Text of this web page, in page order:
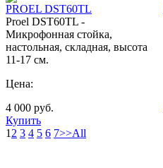
PROEL DST60TL
Proel DST60TL -
Микрофонная стойка,
настольная, складная, высота
11-17 см.
Цена:
4 000 руб.
Купить
1 2 3 4 5 6 7>>All